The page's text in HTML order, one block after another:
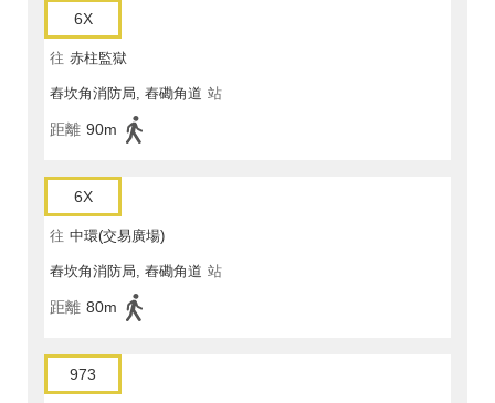
6X
往 赤柱監獄
舂坎角消防局, 舂磡角道 站
距離 90m
6X
往 中環(交易廣場)
舂坎角消防局, 舂磡角道 站
距離 80m
973